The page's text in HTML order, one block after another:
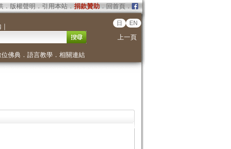
． 版權聲明 ． 引用本站． 捐款贊助．回首頁．
｜ 日 EN
上一頁
位佛典． 語言教學． 相關連結